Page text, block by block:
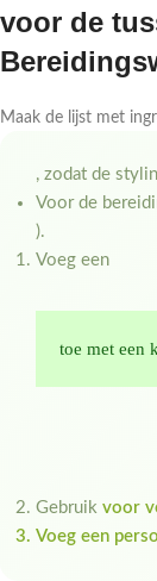
voor de
Maak de lijst met
, zodat de
Voor de
).
Voeg een
toe met een
Gebruik voor
Voeg een